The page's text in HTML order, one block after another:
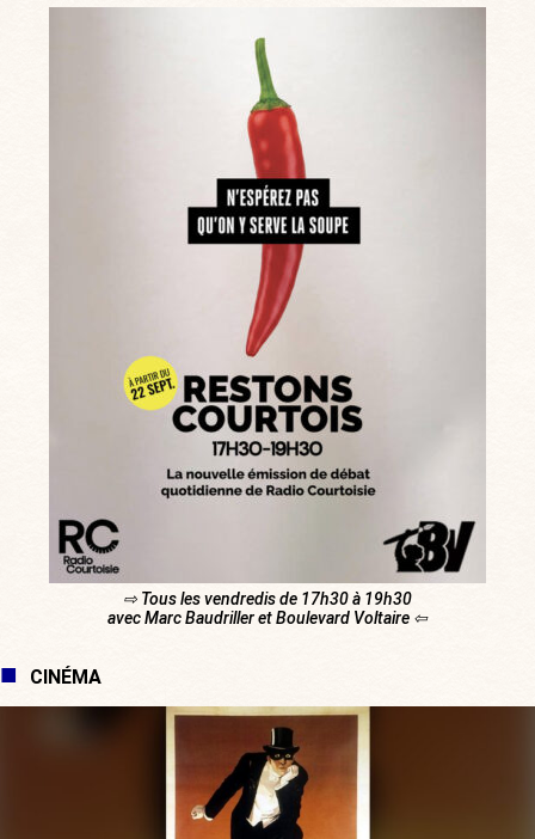
⇨ Tous les vendredis de 17h30 à 19h30
avec Marc Baudriller et Boulevard Voltaire ⇦
CINÉMA